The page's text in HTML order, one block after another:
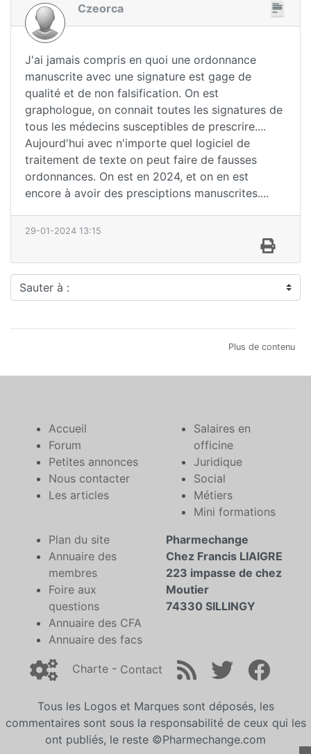
Czeorca
J'ai jamais compris en quoi une ordonnance
manuscrite avec une signature est gage de
qualité et de non falsification. On est
graphologue, on connait toutes les signatures de
tous les médecins susceptibles de prescrire....
Aujourd'hui avec n'importe quel logiciel de
traitement de texte on peut faire de fausses
ordonnances. On est en 2024, et on en est
encore à avoir des presciptions manuscrites....
29-01-2024 13:15
Sauter à :
Plus de contenu
Accueil
Forum
Petites annonces
Nous contacter
Les articles
Salaires en
officine
Juridique
Social
Métiers
Mini formations
Plan du site
Annuaire des
membres
Foire aux
questions
Annuaire des CFA
Annuaire des facs
Pharmechange
Chez Francis LIAIGRE
223 impasse de chez
Moutier
74330 SILLINGY
Charte - Contact
Tous les Logos et Marques sont déposés, les
commentaires sont sous la responsabilité de ceux qui les
ont publiés, le reste ©Pharmechange.com